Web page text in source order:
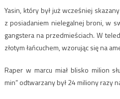
Yasin, który był już wcześniej
z posiadaniem nielegalnej broni, w
gangstera na przedmieściach. W
złotym łańcuchem, wzorując się na
Raper w marcu miał blisko milion
min” odtwarzany był 24 miliony razy